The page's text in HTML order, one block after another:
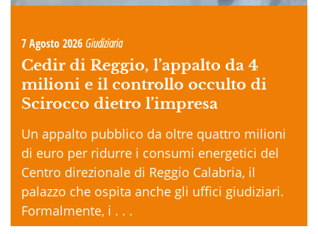
7 Agosto 2026 Giudiziaria
Cedir di Reggio, l’appalto da 4
milioni e il controllo occulto di
Scirocco dietro l’impresa
Un appalto pubblico da oltre quattro milioni
di euro per ridurre i consumi energetici del
Centro direzionale di Reggio Calabria, il
palazzo che ospita anche gli uffici giudiziari.
Formalmente, i . . .